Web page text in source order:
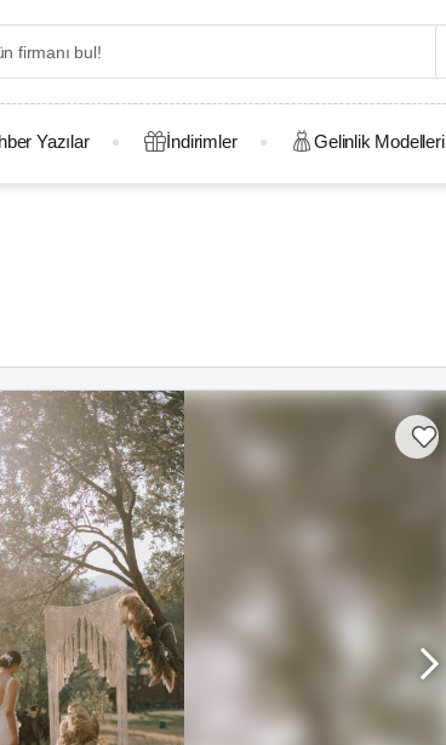
Yazılar İndirimler Gelinlik Modelleri